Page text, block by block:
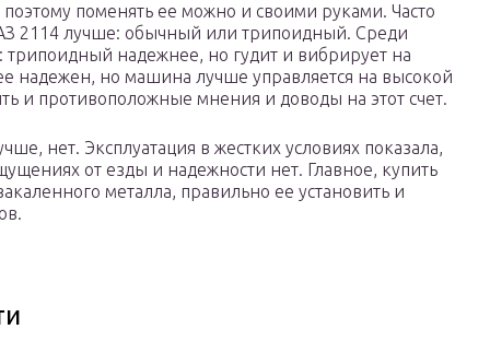
поменять ее можно и своими руками. Часто
2114 лучше: обычный или трипоидный. Среди
надежнее, но гудит и вибрирует на
надежен, но машина лучше управляется на высокой
и противоположные мнения и доводы на этот счет.
нет. Эксплуатация в жестких условиях показала,
от езды и надежности нет. Главное, купить
металла, правильно ее установить и